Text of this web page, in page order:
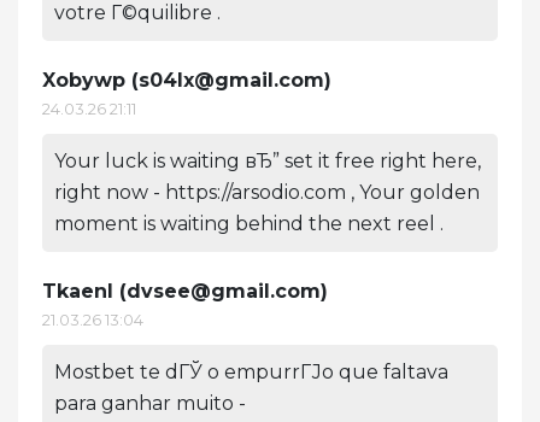
votre Г©quilibre .
Xobywp (s04lx@gmail.com)
24.03.26 21:11
Your luck is waiting вЂ” set it free right here,
right now - https://arsodio.com , Your golden
moment is waiting behind the next reel .
Tkaenl (dvsee@gmail.com)
21.03.26 13:04
Mostbet te dГЎ o empurrГЈo que faltava
para ganhar muito -